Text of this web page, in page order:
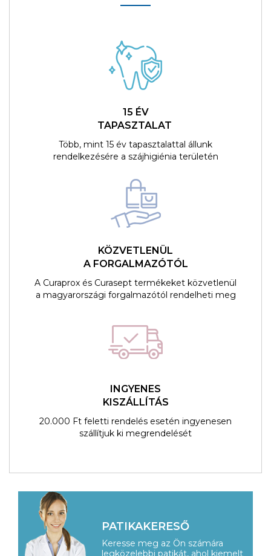
15 ÉV
TAPASZTALAT
Több, mint 15 év tapasztalattal állunk
rendelkezésére a szájhigiénia területén
KÖZVETLENÜL
A FORGALMAZÓTÓL
A Curaprox és Curasept termékeket közvetlenül
a magyarországi forgalmazótól rendelheti meg
INGYENES
KISZÁLLÍTÁS
20.000 Ft feletti rendelés esetén ingyenesen
szállítjuk ki megrendelését
PATIKAKERESŐ
Keresse meg az Ön számára
legközelebbi patikát, ahol kiemelt